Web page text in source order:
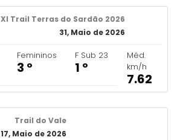
XI Trail Terras do Sardão 2026
31, Maio de 2026
Femininos
3 º
F Sub 23
1 º
Méd.
km/h
7.62
Trail do Vale
17, Maio de 2026